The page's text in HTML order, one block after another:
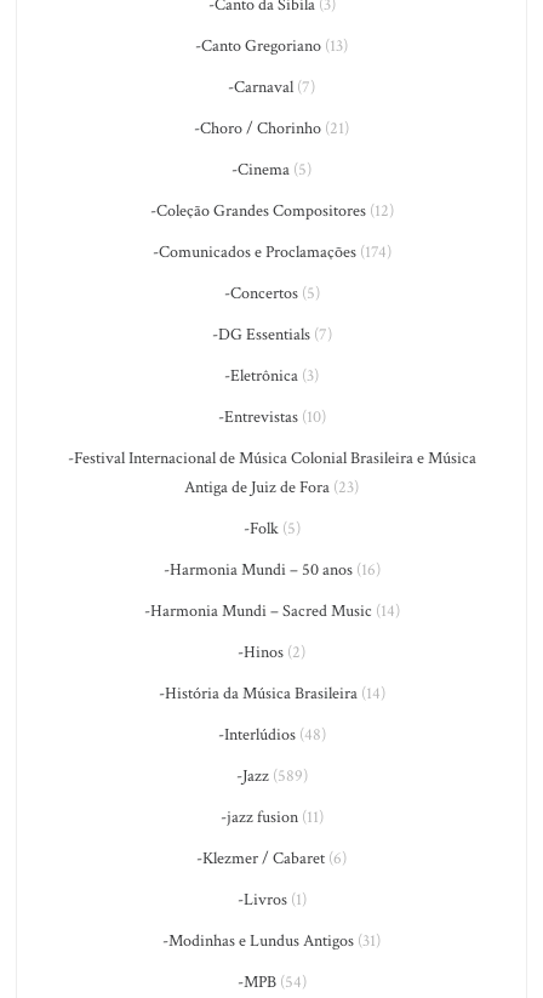
-Canto Gregoriano (13)
-Carnaval (7)
-Choro / Chorinho (21)
-Cinema (5)
-Coleção Grandes Compositores(12)
-Comunicados e Proclamações(174)
-Concertos(5)
-DG Essentials(7)
-Eletrônica (3)
-Entrevistas(10)
-Festival Internacional de Música Colonial Brasileira e Música
Antiga de Juiz de Fora (23)
-Folk(5)
-Harmonia Mundi – 50 anos(16)
-Harmonia Mundi – Sacred Music (14)
-Hinos (2)
-História da Música Brasileira(14)
-Interlúdios(48)
-Jazz(589)
-jazz fusion(11)
-Klezmer / Cabaret (6)
-Livros(1)
-Modinhas e Lundus Antigos (31)
-MPB(54)